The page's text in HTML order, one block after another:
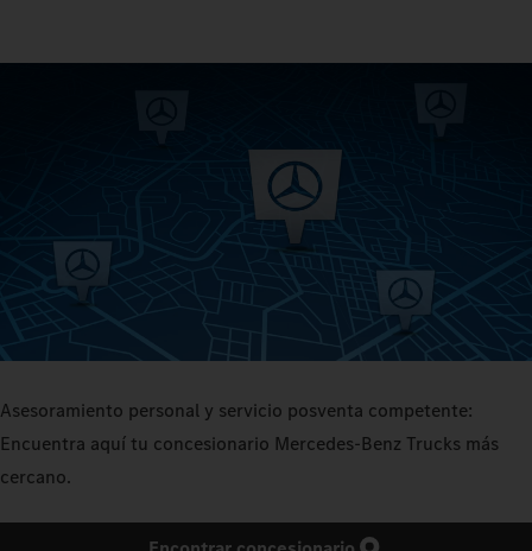
Asesoramiento personal y servicio posventa competente:
Encuentra aquí tu concesionario Mercedes‑Benz Trucks más
cercano.